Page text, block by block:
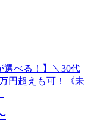
選べる！】＼30代
円超えも可！《未